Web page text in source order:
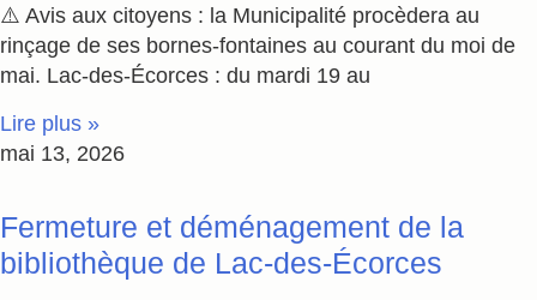
⚠️ Avis aux citoyens : la Municipalité procèdera au
rinçage de ses bornes-fontaines au courant du moi de
mai. Lac-des-Écorces : du mardi 19 au
Lire plus »
mai 13, 2026
Fermeture et déménagement de la
bibliothèque de Lac-des-Écorces